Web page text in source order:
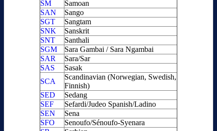
SM
Samoan
SAN
Sango
SGT
Sangtam
SNK
Sanskrit
SNT
Santhali
SGM
Sara Gambai / Sara Ngambai
SAR
Sara/Sar
SAS
Sasak
SCA
Scandinavian (Norwegian, Swedish,
Finnish)
SED
Sedang
SEF
Sefardi/Judeo Spanish/Ladino
SEN
Sena
SFO
Senoufo/Sénoufo-Syenara